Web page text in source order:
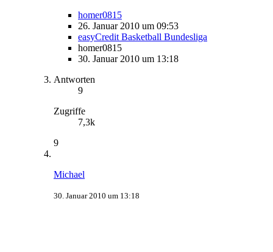
homer0815
26. Januar 2010 um 09:53
easyCredit Basketball Bundesliga
homer0815
30. Januar 2010 um 13:18
Antworten
9
Zugriffe
7,3k
9
Michael
30. Januar 2010 um 13:18